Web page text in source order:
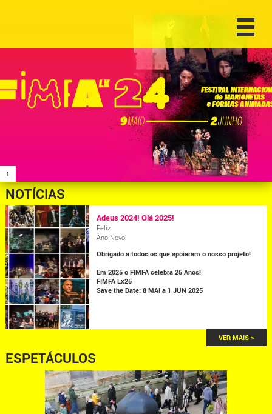
1
NOTÍCIAS
Adeus 2024! Olá 2025!
Feliz
Ano Novo!
Obrigado a todos os que apoiaram o nosso projeto!
Em 2025 o FIMFA celebra 25 Anos!
FIMFA Lx25
Save the Date: 8 MAI a 1 JUN 2025
VER MAIS >
ESPETÁCULOS